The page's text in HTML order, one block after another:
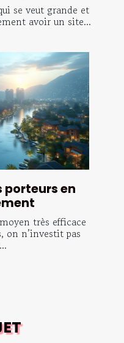
se veut grande et
avoir un site...
porteurs en
très efficace
on n’investit pas